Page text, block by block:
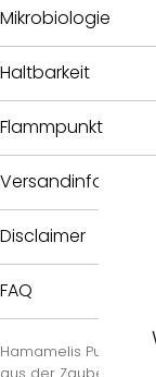
Mikrobiologie
Haltbarkeit
Flammpunkt
Disclaimer
FAQ
Hamamelis